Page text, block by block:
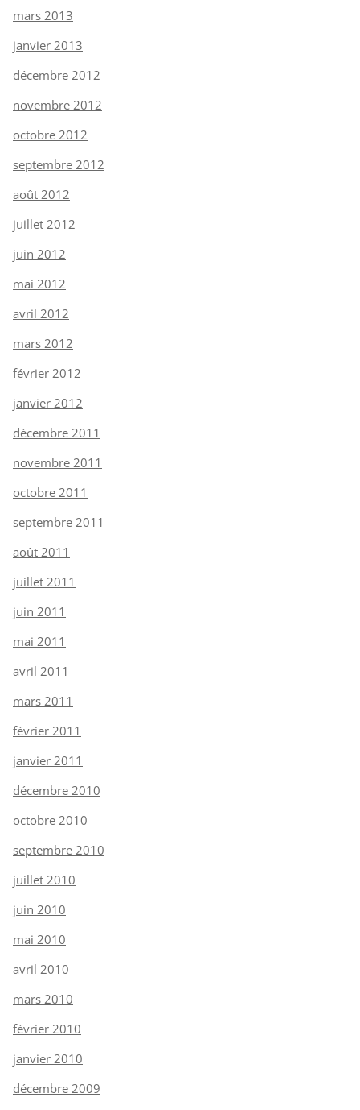
mars 2013
janvier 2013
décembre 2012
novembre 2012
octobre 2012
septembre 2012
août 2012
juillet 2012
juin 2012
mai 2012
avril 2012
mars 2012
février 2012
janvier 2012
décembre 2011
novembre 2011
octobre 2011
septembre 2011
août 2011
juillet 2011
juin 2011
mai 2011
avril 2011
mars 2011
février 2011
janvier 2011
décembre 2010
octobre 2010
septembre 2010
juillet 2010
juin 2010
mai 2010
avril 2010
mars 2010
février 2010
janvier 2010
décembre 2009